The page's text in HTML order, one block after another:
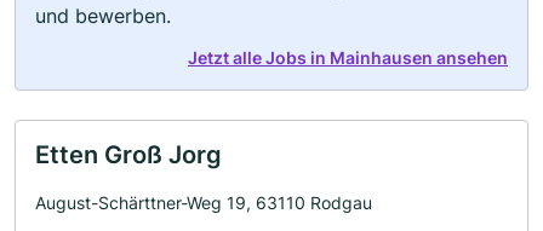
und bewerben.
Jetzt alle Jobs in Mainhausen ansehen
Etten Groß Jorg
August-Schärttner-Weg 19, 63110 Rodgau